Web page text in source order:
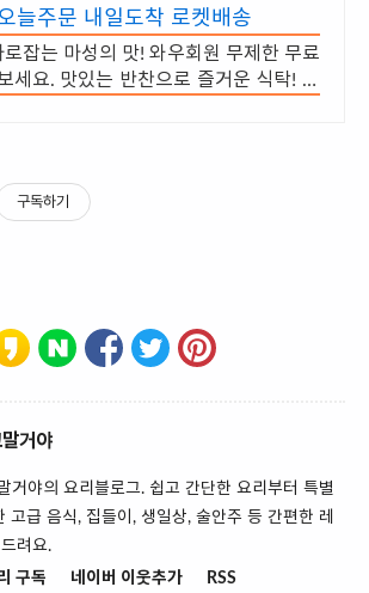
늘주문 내일도착 로켓배송
잡는 마성의 맛! 와우회원 무제한 무료
세요. 맛있는 반찬으로 즐거운 식탁! 오
구독하기
거야
거야의 요리블로그. 쉽고 간단한 요리부터 특별
고급 음식, 집들이, 생일상, 술안주 등 간편한 레
려요.
구독
네이버 이웃추가 RSS